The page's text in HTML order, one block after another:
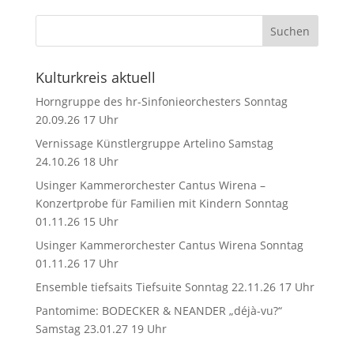
Kulturkreis aktuell
Horngruppe des hr-Sinfonieorchesters Sonntag
20.09.26 17 Uhr
Vernissage Künstlergruppe Artelino Samstag
24.10.26 18 Uhr
Usinger Kammerorchester Cantus Wirena –
Konzertprobe für Familien mit Kindern Sonntag
01.11.26 15 Uhr
Usinger Kammerorchester Cantus Wirena Sonntag
01.11.26 17 Uhr
Ensemble tiefsaits Tiefsuite Sonntag 22.11.26 17 Uhr
Pantomime: BODECKER & NEANDER „déjà-vu?“
Samstag 23.01.27 19 Uhr